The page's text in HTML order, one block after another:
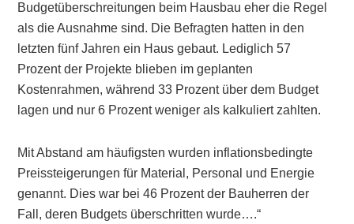
Budgetüberschreitungen beim Hausbau eher die Regel
als die Ausnahme sind. Die Befragten hatten in den
letzten fünf Jahren ein Haus gebaut. Lediglich 57
Prozent der Projekte blieben im geplanten
Kostenrahmen, während 33 Prozent über dem Budget
lagen und nur 6 Prozent weniger als kalkuliert zahlten.
Mit Abstand am häufigsten wurden inflationsbedingte
Preissteigerungen für Material, Personal und Energie
genannt. Dies war bei 46 Prozent der Bauherren der
Fall, deren Budgets überschritten wurde….“